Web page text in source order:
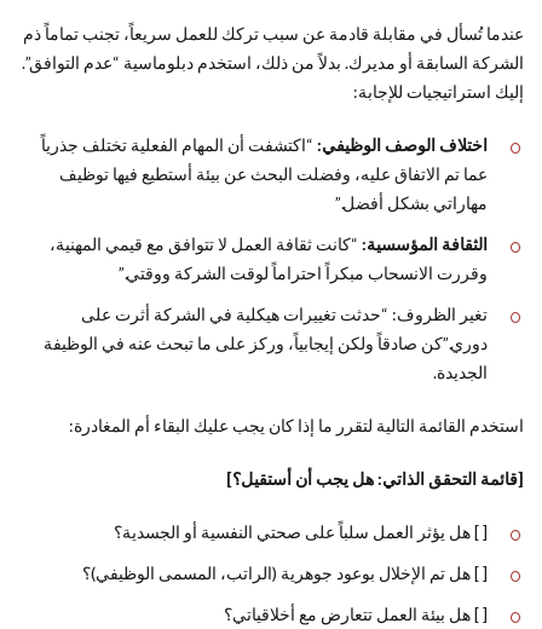
عندما تُسأل في مقابلة قادمة عن سبب تركك للعمل سريعاً، تجنب تماماً ذم
الشركة السابقة أو مديرك. بدلاً من ذلك، استخدم دبلوماسية “عدم التوافق”.
إليك استراتيجيات للإجابة:
اختلاف الوصف الوظيفي: “اكتشفت أن المهام الفعلية تختلف جذرياً
عما تم الاتفاق عليه، وفضلت البحث عن بيئة أستطيع فيها توظيف
مهاراتي بشكل أفضل.”
الثقافة المؤسسية: “كانت ثقافة العمل لا تتوافق مع قيمي المهنية،
وقررت الانسحاب مبكراً احتراماً لوقت الشركة ووقتي.”
تغير الظروف: “حدثت تغييرات هيكلية في الشركة أثرت على
دوري.”كن صادقاً ولكن إيجابياً، وركز على ما تبحث عنه في الوظيفة
الجديدة.
استخدم القائمة التالية لتقرر ما إذا كان يجب عليك البقاء أم المغادرة:
[قائمة التحقق الذاتي: هل يجب أن أستقيل؟]
[ ] هل يؤثر العمل سلباً على صحتي النفسية أو الجسدية؟
[ ] هل تم الإخلال بوعود جوهرية (الراتب، المسمى الوظيفي)؟
[ ] هل بيئة العمل تتعارض مع أخلاقياتي؟